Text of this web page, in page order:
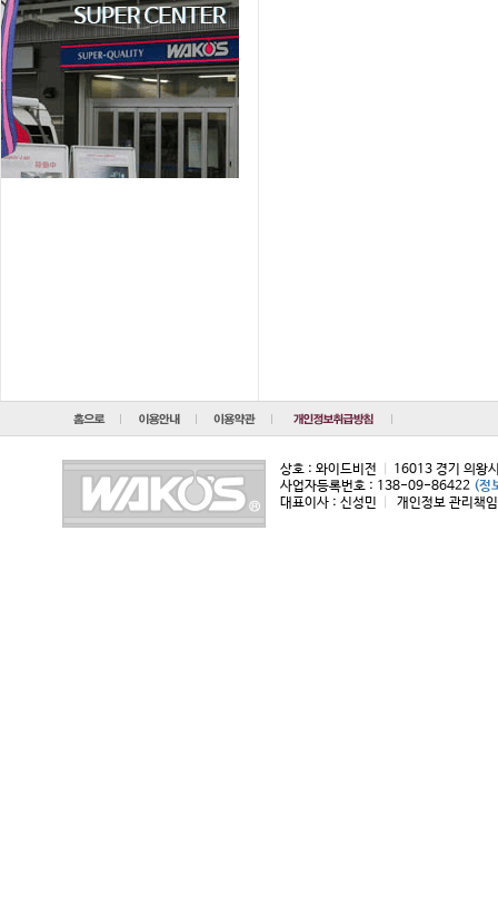
상호 : 와이드비전
16013 경기 의왕
사업자등록번호 : 138-09-86422 (정
대표이사 : 신성민
개인정보 관리책